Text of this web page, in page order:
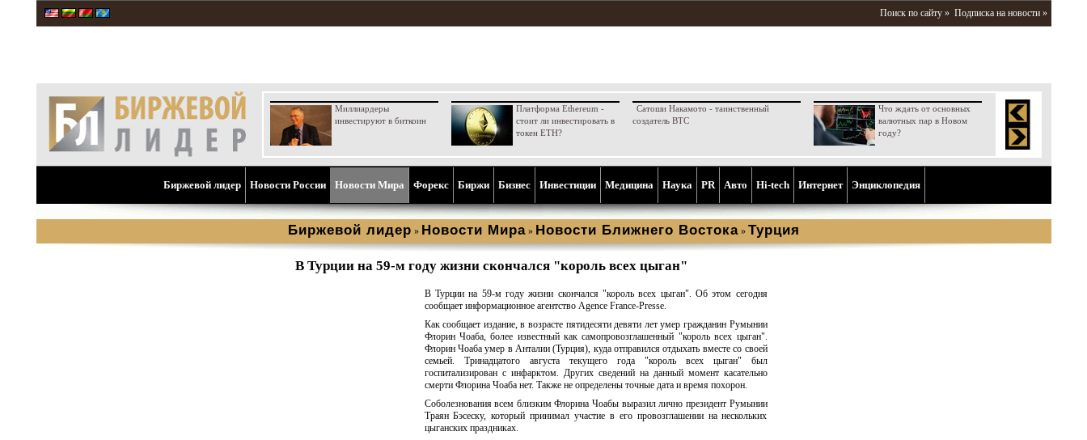
Поиск по сайту » Подписка на новости »
Миллиардеры
инвестируют в биткоин
Платформа Ethereum -
стоит ли инвестировать в
токен ETH?
Сатоши Накамото - таинственный
создатель BTC
Что ждать от основных
валютных пар в Новом
году?
Биржевой лидер Новости России Новости Мира Форекс Биржи Бизнес Инвестиции Медицина Наука PR Aвто Hi-tech Интернет Энциклопедия
Биржевой лидер » Новости Мира » Новости Ближнего Востока » Турция
В Турции на 59-м году жизни скончался "король всех цыган"
В Турции на 59-м году жизни скончался "король всех цыган". Об этом сегодня
сообщает информационное агентство Agence France-Presse.
Как сообщает издание, в возрасте пятидесяти девяти лет умер гражданин Румынии
Флорин Чоаба, более известный как самопровозглашенный "король всех цыган".
Флорин Чоаба умер в Анталии (Турция), куда отправился отдыхать вместе со своей
семьей. Тринадцатого августа текущего года "король всех цыган" был
госпитализирован с инфарктом. Других сведений на данный момент касательно
смерти Флорина Чоаба нет. Также не определены точные дата и время похорон.
Соболезнования всем близким Флорина Чоабы выразил лично президент Румынии
Траян Бэсеску, который принимал участие в его провозглашении на нескольких
цыганских праздниках.